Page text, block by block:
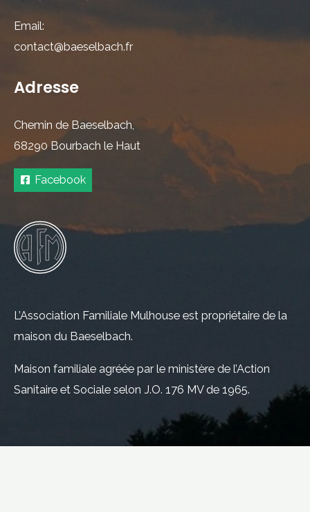
Email:
contact@baeselbach.fr
Adresse
Chemin de Baeselbach,
68290 Bourbach le Haut
Facebook
L’Association Familiale Mulhouse est propriétaire de la
maison du Baeselbach.
Maison familiale agréée par le ministère de l’Action
Sanitaire et Sociale selon J.O. 176 MV de 1965.